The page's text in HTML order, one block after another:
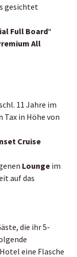
gesichtet
Full Board“
All
11 Jahre im
Tax in Höhe von
Cruise
Lounge im
auf das
die ihr 5-
eine Flasche